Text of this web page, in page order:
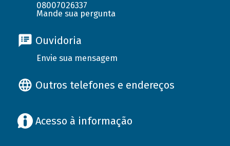
08007026337
Mande sua pergunta
Ouvidoria
Envie sua mensagem
Outros telefones e endereços
Acesso à informação